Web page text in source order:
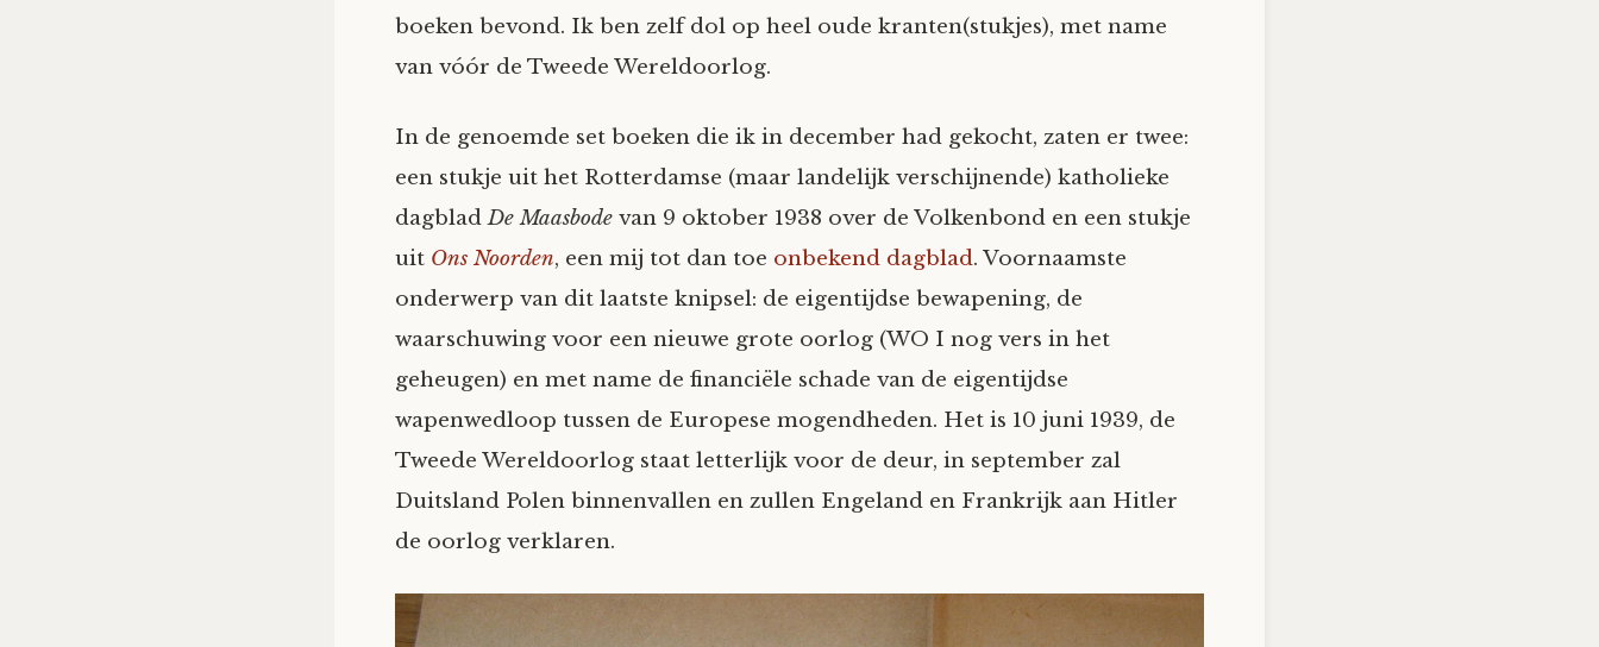
boeken bevond. Ik ben zelf dol op heel oude kranten(stukjes), met name
van vóór de Tweede Wereldoorlog.
In de genoemde set boeken die ik in december had gekocht, zaten er twee:
een stukje uit het Rotterdamse (maar landelijk verschijnende) katholieke
dagbladDe Maasbode van 9 oktober 1938 over de Volkenbond en een stukje
uit Ons Noorden, een mij tot dan toe onbekend dagblad. Voornaamste
onderwerp van dit laatste knipsel: de eigentijdse bewapening, de
waarschuwing voor een nieuwe grote oorlog (WO I nog vers in het
geheugen) en met name de financiële schade van de eigentijdse
wapenwedloop tussen de Europese mogendheden. Het is 10 juni 1939, de
Tweede Wereldoorlog staat letterlijk voor de deur, in september zal
Duitsland Polen binnenvallen en zullen Engeland en Frankrijk aan Hitler
de oorlog verklaren.